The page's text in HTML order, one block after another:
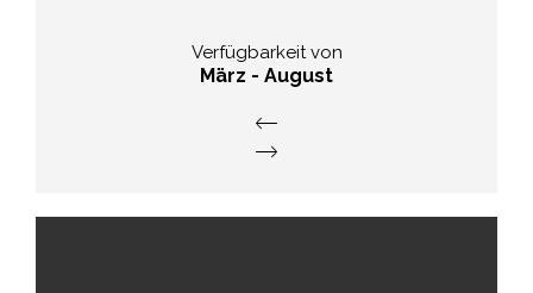
Verfügbarkeit von
März - August